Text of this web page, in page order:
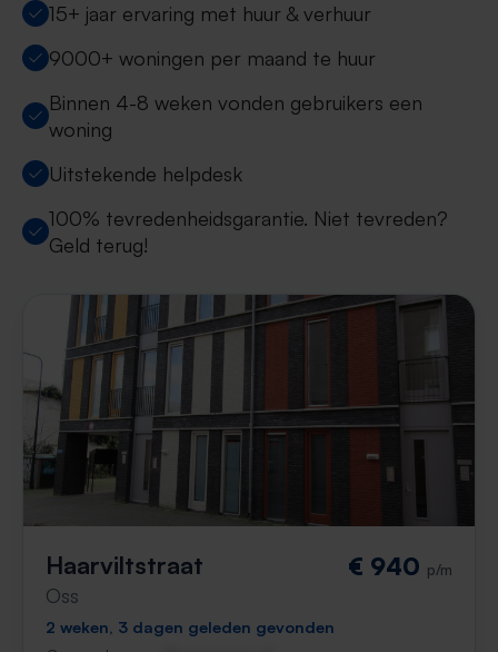
15+ jaar ervaring met huur & verhuur
9000+ woningen per maand te huur
Binnen 4-8 weken vonden gebruikers een
woning
Uitstekende helpdesk
100% tevredenheidsgarantie. Niet tevreden?
Geld terug!
Haarviltstraat
Oss
€ 940 p/m
2 weken, 3 dagen geleden gevonden